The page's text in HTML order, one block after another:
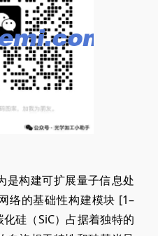
是构建可扩展量子信息处
络的基础性构建模块 [1–
硅（SiC）占据着独特的